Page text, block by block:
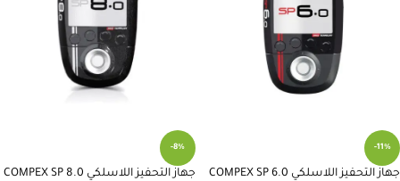
-11%
جهاز التحفيز اللاسلكي COMPEX SP 6.0
-8%
جهاز التحفيز اللاسلكي COMPEX SP 8.0